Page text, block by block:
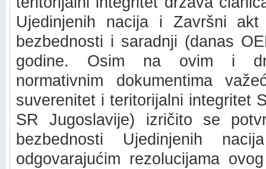
Ujedinjenih nacija i Završni
bezbednosti i saradnji (danas
godine. Osim na ovim i
normativnim dokumentima
suverenitet i teritorijalni integritet
SR Jugoslavije) izričito se
bezbednosti Ujedinjenih
odgovarajućim rezolucijama